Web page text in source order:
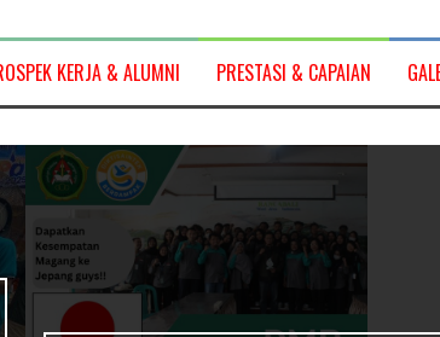
KERJA & ALUMNI PRESTASI & CAPAIAN